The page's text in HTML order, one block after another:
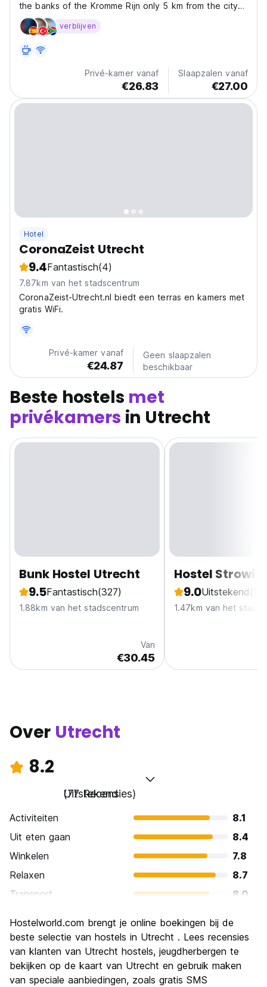
the banks of the Kromme Rijn only 5 km from the city
Utrecht
verblijven
Privé-kamer vanaf
€26.83
Slaapzalen vanaf
€27.00
Hotel
CoronaZeist Utrecht
9.4Fantastisch(4)
7.87km van het stadscentrum
CoronaZeist-Utrecht.nl biedt een terras en kamers met
gratis WiFi.
Privé-kamer vanaf
€24.87
Geen slaapzalen
beschikbaar
Beste hostels met
privékamers in Utrecht
Bunk Hostel Utrecht
9.5Fantastisch(327)
1.88km van het stadscentrum
Van
€30.45
Hostel Strowis
9.0Uitstekend
1.47km van het
Over Utrecht
8.2
Uitstekend
(77 Recensies)
Activiteiten
8.1
Uit eten gaan
8.4
Winkelen
7.8
Relaxen
8.7
Transport
8.0
Cultuur
8.7
Uitgaan
8.2
Waarde voor uw geld
7.8
Hostelworld.com brengt je online boekingen bij de
beste selectie van hostels in Utrecht . Lees recensies
van klanten van Utrecht hostels, jeugdherbergen te
bekijken op de kaart van Utrecht en gebruik maken
van speciale aanbiedingen, zoals gratis SMS